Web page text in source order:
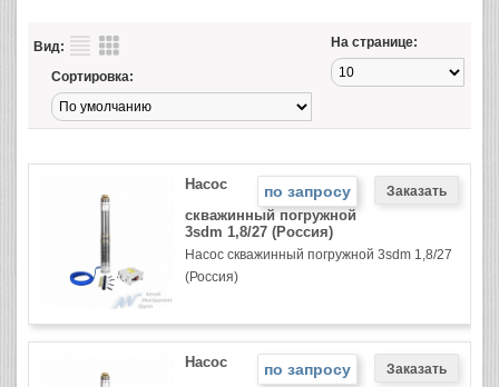
Вид: На странице:
Сортировка:
по запросу
Насос
скважинный погружной
3sdm 1,8/27 (Россия)
Насос скважинный погружной 3sdm 1,8/27
(Россия)
по запросу
Насос